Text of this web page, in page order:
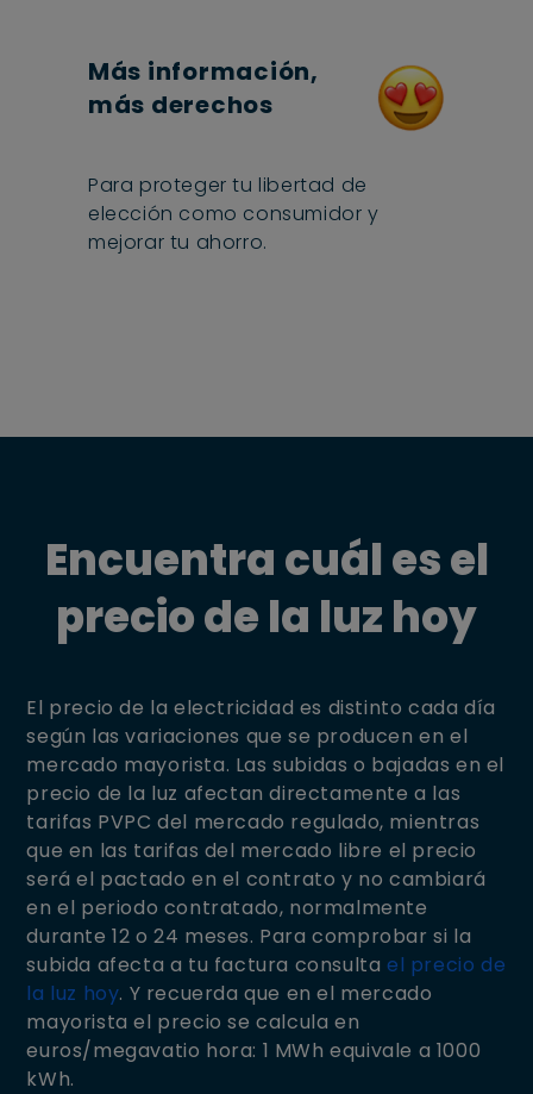
Más información,
más derechos
Para proteger tu libertad de
elección como consumidor y
mejorar tu ahorro.
Encuentra cuál es el
precio de la luz hoy
El precio de la electricidad es distinto cada día
según las variaciones que se producen en el
mercado mayorista. Las subidas o bajadas en el
precio de la luz afectan directamente a las
tarifas PVPC del mercado regulado, mientras
que en las tarifas del mercado libre el precio
será el pactado en el contrato y no cambiará
en el periodo contratado, normalmente
durante 12 o 24 meses. Para comprobar si la
subida afecta a tu factura consulta el precio de
la luz hoy. Y recuerda que en el mercado
mayorista el precio se calcula en
euros/megavatio hora: 1 MWh equivale a 1000
kWh.